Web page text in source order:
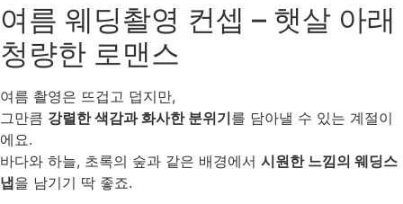
여름 웨딩촬영 컨셉 – 햇살 아래
청량한 로맨스
여름 촬영은 뜨겁고 덥지만,
그만큼 강렬한 색감과 화사한 분위기를 담아낼 수 있는 계절이
에요.
바다와 하늘, 초록의 숲과 같은 배경에서 시원한 느낌의 웨딩스
냅을 남기기 딱 좋죠.